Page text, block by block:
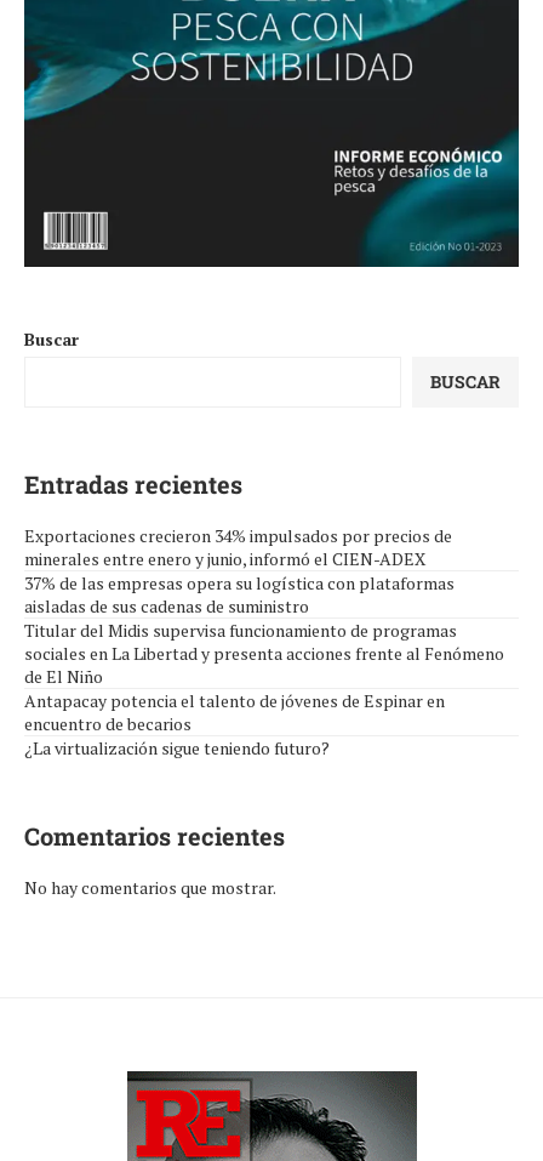
Buscar
BUSCAR
Entradas recientes
Exportaciones crecieron 34% impulsados por precios de
minerales entre enero y junio, informó el CIEN-ADEX
37% de las empresas opera su logística con plataformas
aisladas de sus cadenas de suministro
Titular del Midis supervisa funcionamiento de programas
sociales en La Libertad y presenta acciones frente al Fenómeno
de El Niño
Antapacay potencia el talento de jóvenes de Espinar en
encuentro de becarios
¿La virtualización sigue teniendo futuro?
Comentarios recientes
No hay comentarios que mostrar.